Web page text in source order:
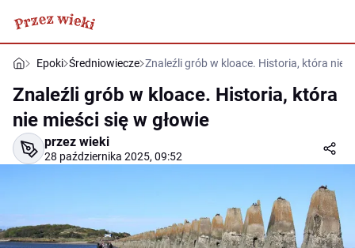
Epoki Średniowiecze Znaleźli grób w kloace. Historia, która nie
Znaleźli grób w kloace. Historia, która
nie mieści się w głowie
przez wieki
28 października 2025, 09:52